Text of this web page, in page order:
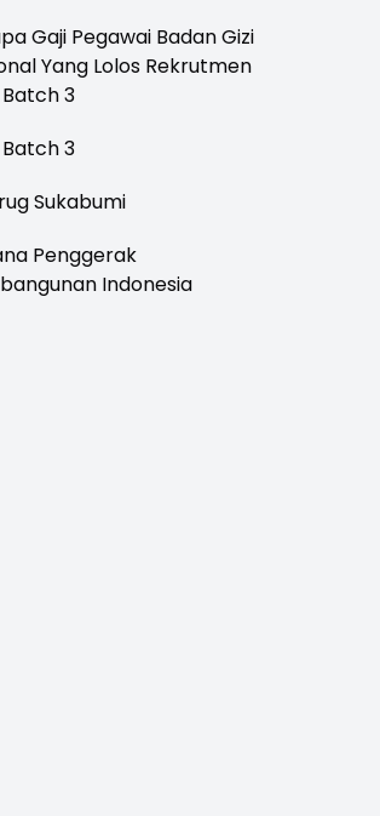
Gaji Pegawai Badan Gizi
Yang Lolos Rekrutmen
3
3
Sukabumi
Penggerak
Indonesia